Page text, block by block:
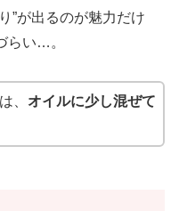
”が出るのが魅力だけ
らい…。
、 オイルに少し混ぜて